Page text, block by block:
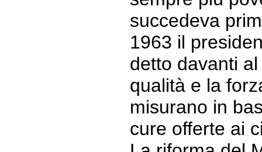
succedeva
1963 il
detto davanti
qualità e la
misurano in
cure offerte ai